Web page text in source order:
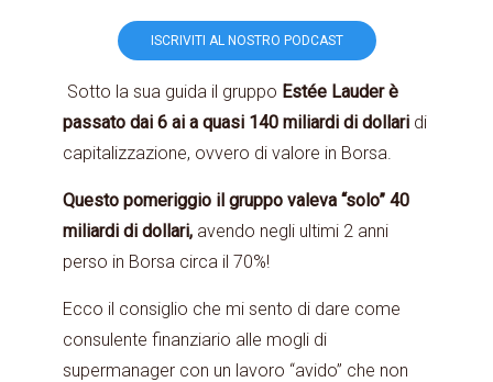
ISCRIVITI AL NOSTRO PODCAST
Sotto la sua guida il gruppo Estée Lauder è
passato dai 6 ai a quasi 140 miliardi di dollari di
capitalizzazione, ovvero di valore in Borsa.
Questo pomeriggio il gruppo valeva “solo” 40
miliardi di dollari, avendo negli ultimi 2 anni
perso in Borsa circa il 70%!
Ecco il consiglio che mi sento di dare come
consulente finanziario alle mogli di
supermanager con un lavoro “avido” che non